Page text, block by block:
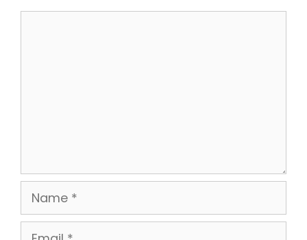
Name
Email